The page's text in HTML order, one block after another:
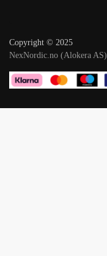
Copyright © 2025
NexNordic.no (Alokera AS)